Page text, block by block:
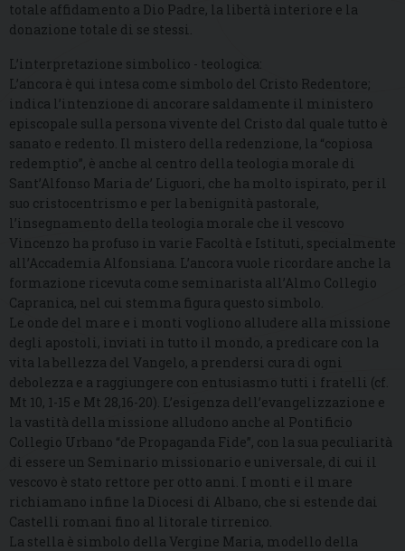
totale affidamento a Dio Padre, la libertà interiore e la
donazione totale di se stessi.
L’interpretazione simbolico - teologica:
L’ancora è qui intesa come simbolo del Cristo Redentore;
indica l’intenzione di ancorare saldamente il ministero
episcopale sulla persona vivente del Cristo dal quale tutto è
sanato e redento. Il mistero della redenzione, la “copiosa
redemptio”, è anche al centro della teologia morale di
Sant’Alfonso Maria de’ Liguori, che ha molto ispirato, per il
suo cristocentrismo e per la benignità pastorale,
l’insegnamento della teologia morale che il vescovo
Vincenzo ha profuso in varie Facoltà e Istituti, specialmente
all’Accademia Alfonsiana. L’ancora vuole ricordare anche la
formazione ricevuta come seminarista all’Almo Collegio
Capranica, nel cui stemma figura questo simbolo.
Le onde del mare e i monti vogliono alludere alla missione
degli apostoli, inviati in tutto il mondo, a predicare con la
vita la bellezza del Vangelo, a prendersi cura di ogni
debolezza e a raggiungere con entusiasmo tutti i fratelli (cf.
Mt 10, 1-15 e Mt 28,16-20). L’esigenza dell’evangelizzazione e
la vastità della missione alludono anche al Pontificio
Collegio Urbano “de Propaganda Fide”, con la sua peculiarità
di essere un Seminario missionario e universale, di cui il
vescovo è stato rettore per otto anni. I monti e il mare
richiamano infine la Diocesi di Albano, che si estende dai
Castelli romani fino al litorale tirrenico.
La stella è simbolo della Vergine Maria, modello della